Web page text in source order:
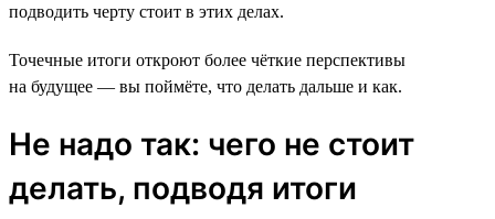
подводить черту стоит в этих делах.
Точечные итоги откроют более чёткие перспективы
на будущее — вы поймёте, что делать дальше и как.
Не надо так: чего не стоит
делать, подводя итоги